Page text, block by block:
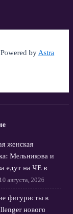
byAstra
женская
Мельникова и
едут на ЧЕ в
10 августа, 2026
фигуристы в
нового